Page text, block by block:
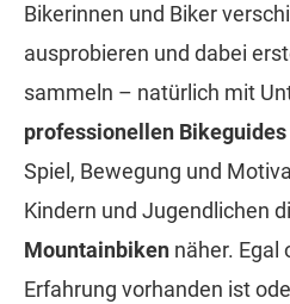
Bikerinnen und Biker
ausprobieren und dabei
sammeln – natürlich mit
professionellen
Spiel, Bewegung und
Kindern und Jugendlichen
Mountainbiken näher. Egal
Erfahrung vorhanden ist